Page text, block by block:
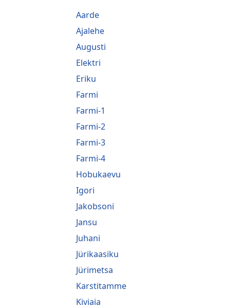
Aarde
Ajalehe
Augusti
Elektri
Eriku
Farmi
Farmi-1
Farmi-2
Farmi-3
Farmi-4
Hobukaevu
Igori
Jakobsoni
Jansu
Juhani
Jürikaasiku
Jürimetsa
Karstitamme
Kiviaia